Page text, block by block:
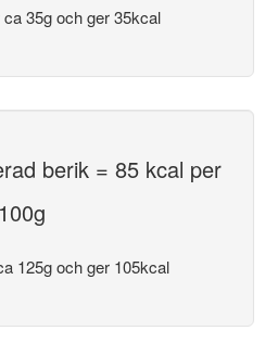
35g och ger 35kcal
berik = 85 kcal per
100g
125g och ger 105kcal